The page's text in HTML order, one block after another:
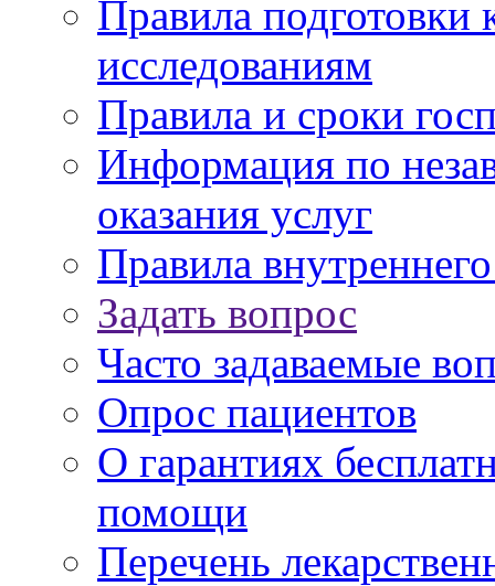
Правила подготовки
исследованиям
Правила и сроки
Информация по
оказания услуг
Правила
Задать вопрос
Часто задаваемые
Опрос пациентов
О гарантиях
помощи
Перечень